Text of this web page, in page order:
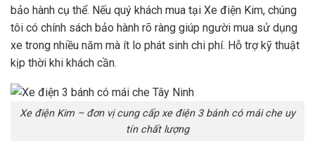
bảo hành cụ thể. Nếu quý khách mua tại Xe điện Kim, chúng
tôi có chính sách bảo hành rõ ràng giúp người mua sử dụng
xe trong nhiều năm mà ít lo phát sinh chi phí. Hỗ trợ kỹ thuật
kịp thời khi khách cần.
Xe điện Kim – đơn vị cung cấp xe điện 3 bánh có mái che uy
tín chất lượng